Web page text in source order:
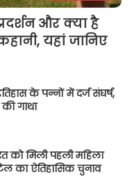
और क्या है
यहां जानिए
के पन्नों में दर्ज संघर्ष,
गाथा
को मिली पहली महिला
का ऐतिहासिक चुनाव